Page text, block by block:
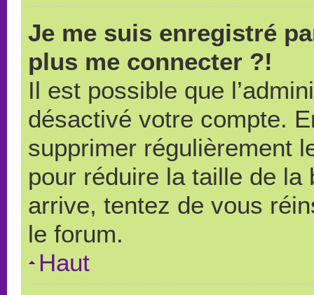
Je me suis enregistré
plus me connecter ?!
Il est possible que
désactivé votre compte.
supprimer régulièrement
pour réduire la taille de
arrive, tentez de vous
le forum.
Haut